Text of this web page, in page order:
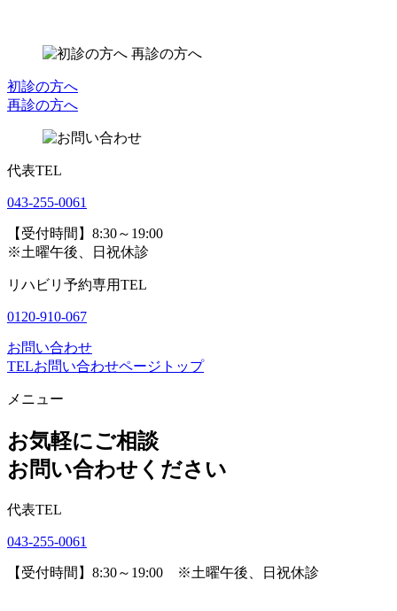
初診の方へ
再診の方へ
代表TEL
043-255-0061
【受付時間】8:30～19:00
※土曜午後、日祝休診
リハビリ予約専用TEL
0120-910-067
お問い合わせ
TELお問い合わせページトップ
メニュー
お気軽にご相談
お問い合わせください
代表TEL
043-255-0061
【受付時間】8:30～19:00 ※土曜午後、日祝休診